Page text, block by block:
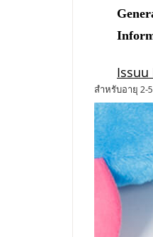
สำหรับอายุ 2-5